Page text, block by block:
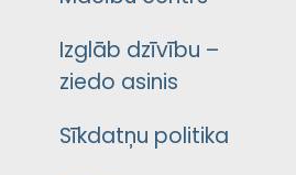
Izglāb dzīvību –
ziedo asinis
Sīkdatņu politika